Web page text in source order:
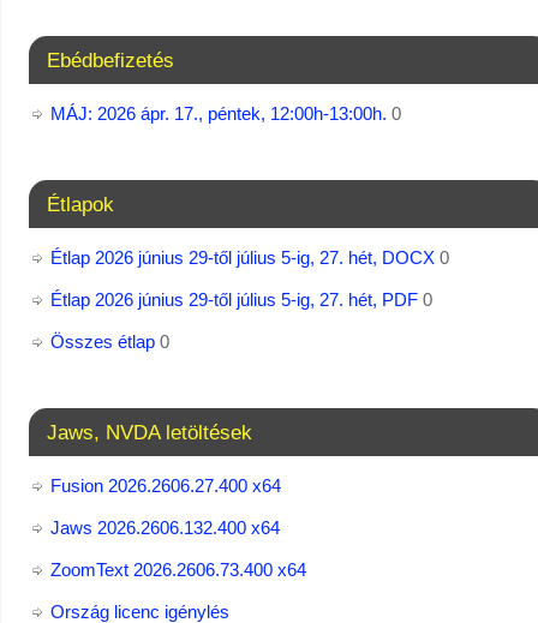
Ebédbefizetés
MÁJ: 2026 ápr. 17., péntek, 12:00h-13:00h. 0
Étlapok
Étlap 2026 június 29-től július 5-ig, 27. hét, DOCX0
Étlap 2026 június 29-től július 5-ig, 27. hét, PDF0
Összes étlap0
Jaws, NVDA letöltések
Fusion 2026.2606.27.400 x64
Jaws 2026.2606.132.400 x64
ZoomText 2026.2606.73.400​ x64
Ország licenc igénylés